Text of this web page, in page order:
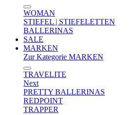
WOMAN
STIEFEL | STIEFELETTEN
BALLERINAS
SALE
MARKEN
Zur Kategorie MARKEN
TRAVELITE
Next
PRETTY BALLERINAS
REDPOINT
TRAPPER